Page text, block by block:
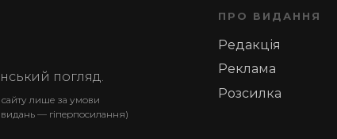
погляд.
сайту лише за умови
— гіперпосилання)
ПРО ВИДАННЯ
Редакція
Реклама
Розсилка